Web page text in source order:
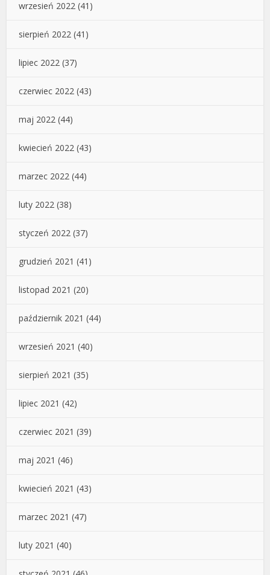
wrzesień 2022 (41)
sierpień 2022 (41)
lipiec 2022 (37)
czerwiec 2022 (43)
maj 2022 (44)
kwiecień 2022 (43)
marzec 2022 (44)
luty 2022 (38)
styczeń 2022 (37)
grudzień 2021 (41)
listopad 2021 (20)
październik 2021 (44)
wrzesień 2021 (40)
sierpień 2021 (35)
lipiec 2021 (42)
czerwiec 2021 (39)
maj 2021 (46)
kwiecień 2021 (43)
marzec 2021 (47)
luty 2021 (40)